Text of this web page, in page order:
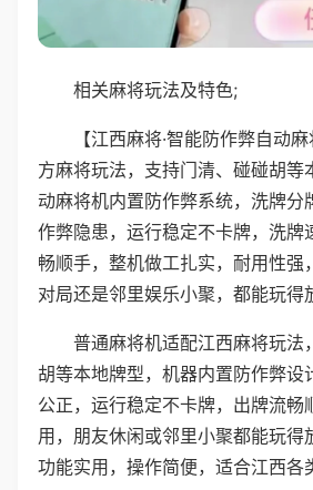
相关麻将玩法及特色;
【江西麻将·智能防作弊自动
方麻将玩法，支持门清、碰碰胡等
动麻将机内置防作弊系统，洗牌分
作弊隐患，运行稳定不卡牌，洗牌
畅顺手，整机做工扎实，耐用性强
对局还是邻里娱乐小聚，都能玩得
普通麻将机适配江西麻将玩法
胡等本地牌型，机器内置防作弊设
公正，运行稳定不卡牌，出牌流畅
用，朋友休闲或邻里小聚都能玩得
功能实用，操作简便，适合江西各